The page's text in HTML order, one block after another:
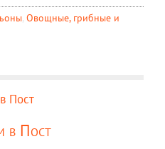
, Овощные, грибные и
в Пост